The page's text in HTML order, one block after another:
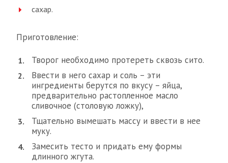
сахар.
Приготовление:
Творог необходимо протереть сквозь сито.
Ввести в него сахар и соль – эти
ингредиенты берутся по вкусу – яйца,
предварительно растопленное масло
сливочное (столовую ложку),
Тщательно вымешать массу и ввести в нее
муку.
Замесить тесто и придать ему формы
длинного жгута.